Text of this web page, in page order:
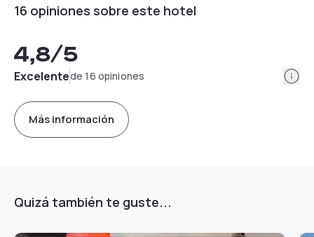
16 opiniones sobre este hotel
4,8/5
Excelentede 16 opiniones
Más información
Quizá también te guste...